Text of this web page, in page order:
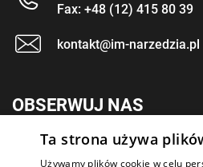
Fax: +48 (12) 415 80 39
kontakt@im-narzedzia.pl
OBSERWUJ NAS
Ta strona używa
Używamy plików cookie w celu